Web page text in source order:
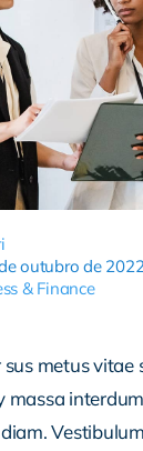
outubro de
& Finance
sus metus vitae
massa